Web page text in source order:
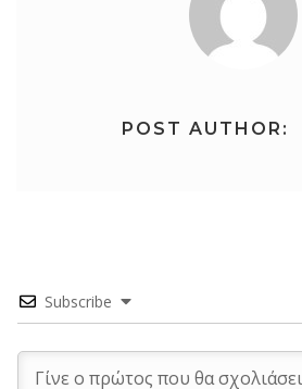
POST AUTHOR:
Subscribe